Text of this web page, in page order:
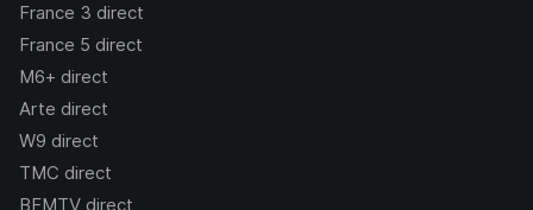
France 3 direct
France 5 direct
M6+ direct
Arte direct
W9 direct
TMC direct
BFMTV direct